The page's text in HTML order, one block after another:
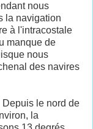
nous
la navigation
à l'intracostale
manque de
nous
des navires
Depuis le nord de
la